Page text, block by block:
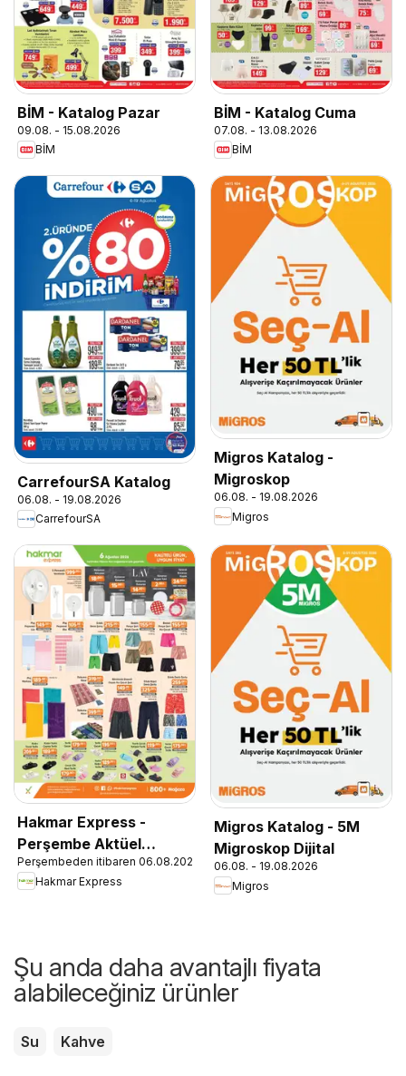
BİM - Katalog Pazar
09.08. - 15.08.2026
BİM
BİM - Katalog Cuma
07.08. - 13.08.2026
BİM
CarrefourSA Katalog
06.08. - 19.08.2026
CarrefourSA
Migros Katalog -
Migroskop
06.08. - 19.08.2026
Migros
Hakmar Express -
Perşembe Aktüel
Ürünler
Perşembeden itibaren 06.08.2026
Hakmar Express
Migros Katalog - 5M
Migroskop Dijital
06.08. - 19.08.2026
Migros
Şu anda daha avantajlı fiyata
alabileceğiniz ürünler
Su Kahve